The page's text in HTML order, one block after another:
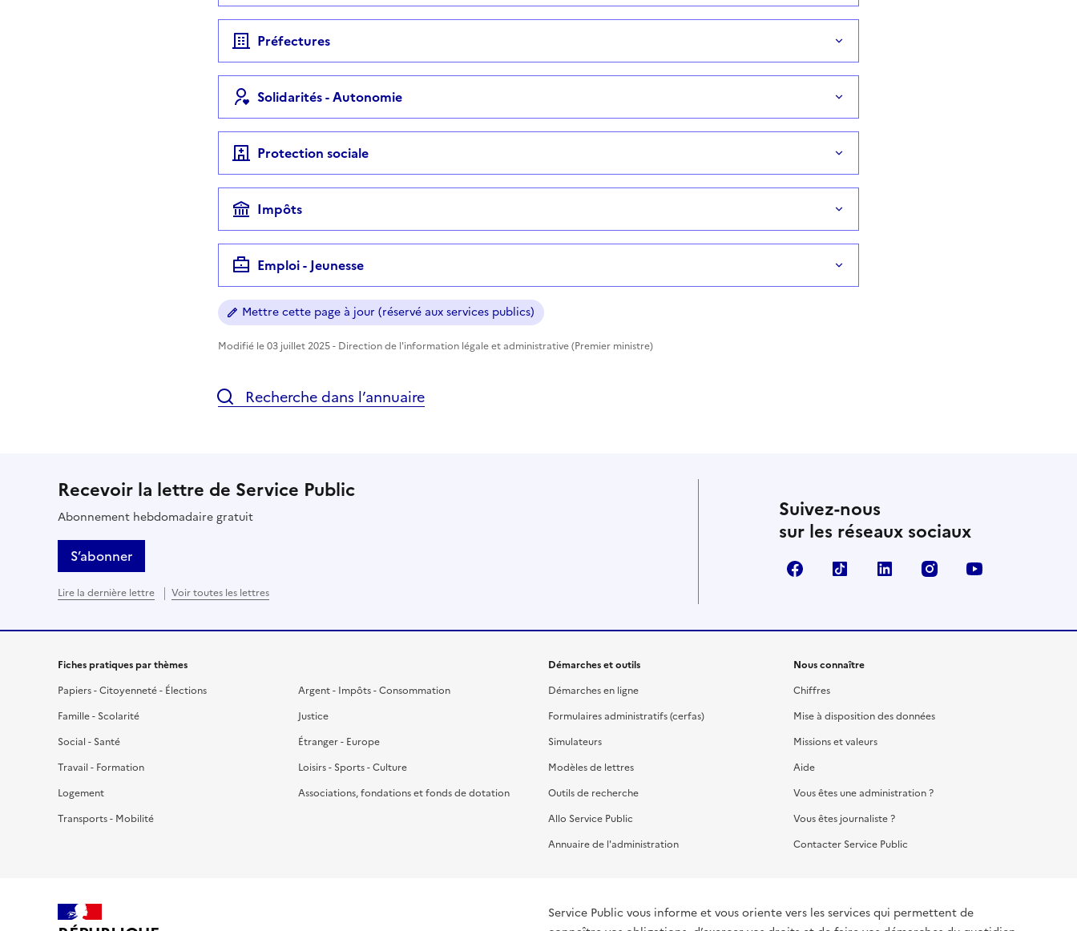
Préfectures
Solidarités - Autonomie
Protection sociale
Impôts
Emploi - Jeunesse
Mettre cette page à jour (réservé aux services publics)
Modifié le 03 juillet 2025 - Direction de l'information légale et administrative (Premier ministre)
Recherche dans l’annuaire
Recevoir la lettre de Service Public
Abonnement hebdomadaire gratuit
S’abonner
Lire la dernière lettre Voir toutes les lettres
Suivez-nous
sur les réseaux sociaux
FacebookTikTok LinkedIn Instagram
Fiches pratiques par thèmes
Papiers - Citoyenneté - Élections
Famille - Scolarité
Social - Santé
Travail - Formation
Logement
Transports - Mobilité
Argent - Impôts - Consommation
Justice
Étranger - Europe
Loisirs - Sports - Culture
Associations, fondations et fonds de dotation
Démarches et outils
Démarches en ligne
Formulaires administratifs (cerfas)
Simulateurs
Modèles de lettres
Outils de recherche
Allo Service Public
Annuaire de l'administration
Nous connaître
Chiffres
Mise à disposition des données
Missions et valeurs
Aide
Vous êtes une administration ?
Vous êtes journaliste ?
Contacter Service Public
Service Public vous informe et vous oriente vers les services qui permettent de